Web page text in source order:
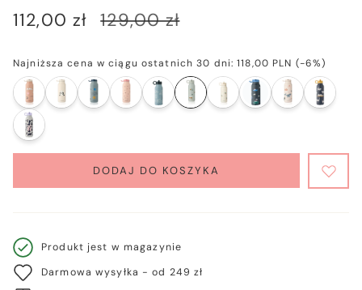
Cena
112,00 zł
Cena
129,00 zł
Najniższa cena w ciągu ostatnich 30 dni:118,00 PLN (-6%)
DODAJ DO KOSZYKA
Produkt jest w magazynie
Darmowa wysyłka - od 249 zł